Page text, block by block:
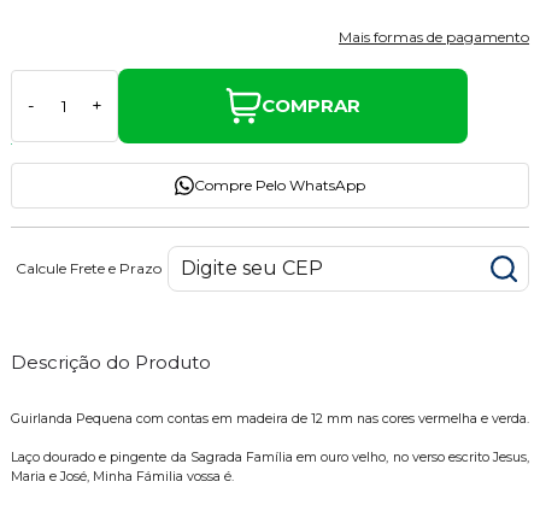
Mais formas de pagamento
- + COMPRAR
Compre Pelo WhatsApp
Calcule Frete e Prazo
Descrição do Produto
Guirlanda Pequena com contas em madeira de 12 mm nas cores vermelha e verda.
Laço dourado e pingente da Sagrada Família em ouro velho, no verso escrito Jesus,
Maria e José, Minha Fámilia vossa é.